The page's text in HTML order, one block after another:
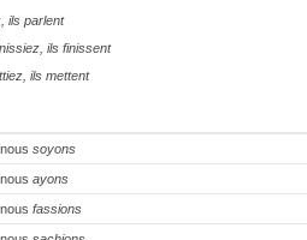
ils parlent
ils finissent
ils mettent
soyons
ayons
fassions